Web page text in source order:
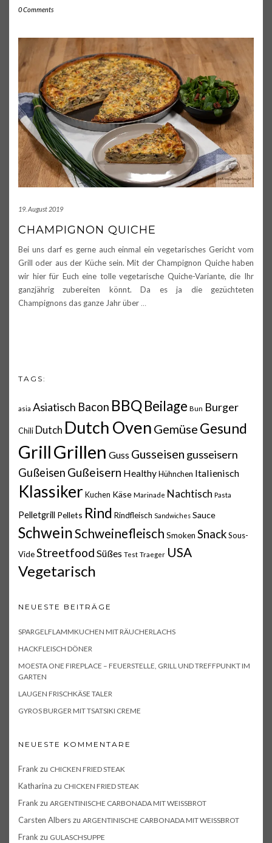
0 Comments
19. August 2019
CHAMPIGNON QUICHE
Bei uns darf es gerne auch einmal ein vegetarisches Gericht vom
Grill oder aus der Küche sein. Mit der Champignon Quiche haben
wir hier für Euch eine tolle vegetarische Quiche-Variante, die Ihr
ganzjährig zubereiten könnt. Da es ja die gezüchteten
Champignons das ganze Jahr über…
TAGS:
asia Asiatisch Bacon BBQBeilage Bun Burger
Chili Dutch Dutch Oven Gemüse Gesund
GrillGrillen Guss Gusseisen gusseisern
Gußeisen Gußeisern HealthyHühnchen Italienisch
Klassiker Kuchen Käse Marinade Nachtisch Pasta
Pelletgrill Pellets Rind Rindfleisch Sandwiches Sauce
SchweinSchweinefleisch Smoken SnackSous-
VideStreetfood Süßes Test Traeger USA
Vegetarisch
NEUESTE BEITRÄGE
SPARGELFLAMMKUCHEN MIT RÄUCHERLACHS
HACKFLEISCH DÖNER
MOESTA ONE FIREPLACE – FEUERSTELLE, GRILL UND TREFFPUNKT IM
GARTEN
LAUGEN FRISCHKÄSE TALER
GYROS BURGER MIT TSATSIKI CREME
NEUESTE KOMMENTARE
Frankzu CHICKEN FRIED STEAK
Katharina zu CHICKEN FRIED STEAK
Frankzu ARGENTINISCHE CARBONADA MIT WEISSBROT
Carsten Alberszu ARGENTINISCHE CARBONADA MIT WEISSBROT
Frankzu GULASCHSUPPE